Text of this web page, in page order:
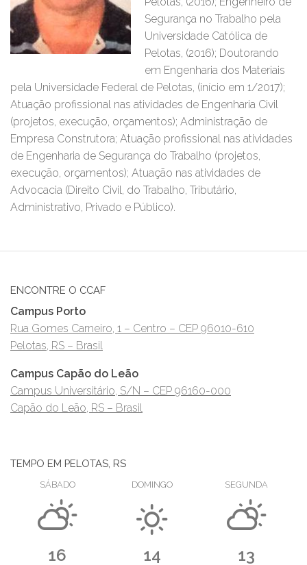
Segurança no Trabalho pela
Universidade Católica de
Pelotas, (2016); Doutorando
em Engenharia dos Materiais
pela Universidade Federal de Pelotas, (início em 1/2017);
Atuação profissional nas atividades de Engenharia Civil
(projetos, execução, orçamentos); Administração de
Empresa Construtora; Atuação profissional nas atividades
de Engenharia de Segurança do Trabalho (projetos,
execução, orçamentos); Atuação nas atividades de
Advocacia (Direito Civil, do Trabalho, Tributário,
Administrativo, Privado e Público).
ENCONTRE O CCAF
Campus Porto
Rua Gomes Carneiro, 1 – Centro – CEP 96010-610
Pelotas, RS – Brasil
Campus Capão do Leão
Campus Universitário, S/N – CEP 96160-000
Capão do Leão, RS – Brasil
TEMPO EM PELOTAS, RS
SÁBADO
16
DOMINGO
14
SEGUNDA
13